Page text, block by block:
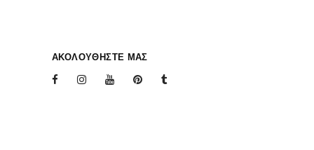
ΑΚΟΛΟΥΘΗΣΤΕ ΜΑΣ